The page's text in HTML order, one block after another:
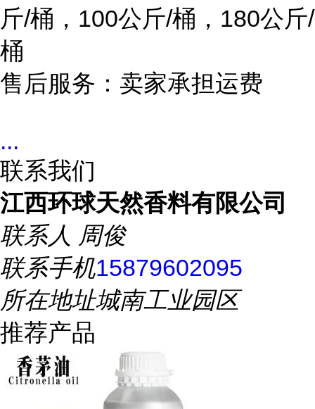
斤/桶，100公斤/桶，180公斤/
桶
售后服务：卖家承担运费
...
联系我们
江西环球天然香料有限公司
联系人 周俊
联系手机15879602095
所在地址城南工业园区
推荐产品